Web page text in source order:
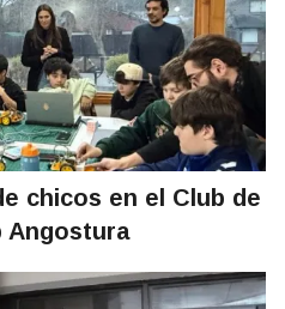
chicos en el Club de
Angostura